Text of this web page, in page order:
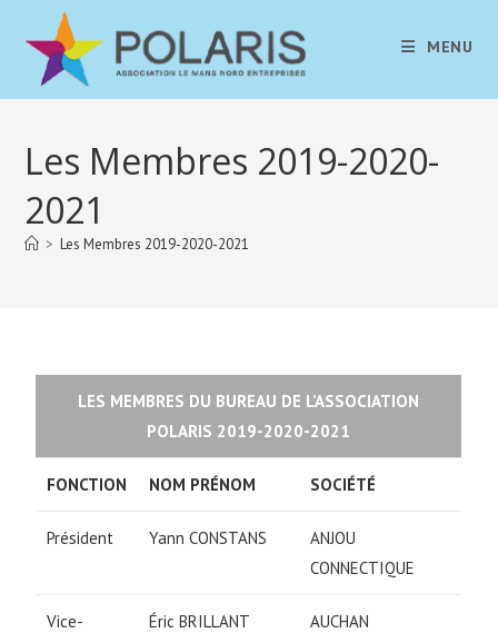
MENU
Les Membres 2019-2020-
2021
> Les Membres 2019-2020-2021
LES MEMBRES DU BUREAU DE L’ASSOCIATION
POLARIS 2019-2020-2021
FONCTION NOM PRÉNOM SOCIÉTÉ
Président Yann CONSTANS
ANJOU
CONNECTIQUE
Vice-
Éric BRILLANT AUCHAN